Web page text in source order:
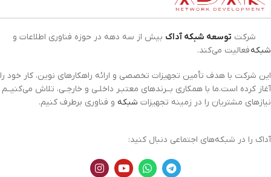
شرکت توسعه شبکه آداک بیش از سه دهه در حوزه فناوری اطلاعات و
شبکهفعالیت می‌کند.
این شرکت با هدف تأمین تجهیزات تخصصی و ارائه راهکارهای نوین، کار خود را
آغاز کرده است.ما با همکاری بــرندهای معتبـر داخلـی و خارجـی، تلاش می‌کنیــم
نیازهای مشتریان را در زمینه تجهیزات شبکه و فناوری برطرف کنیم.
آداک را در شبکه‌های اجتماعی دنبال کنید: